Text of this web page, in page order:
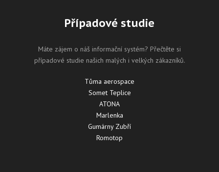
Případové studie
Máte zájem o náš informační systém? Přečtěte si
případové studie našich malých i velkých zákazníků.
Tůma aerospace
Somet Teplice
ATONA
Marlenka
Gumárny Zubří
Romotop